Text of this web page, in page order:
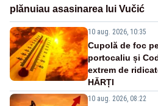
plănuiau asasinarea lui Vučić
10 aug. 2026, 10:35
Cupolă de foc
portocaliu și
extrem de
HĂRȚI
10 aug. 2026, 08:22